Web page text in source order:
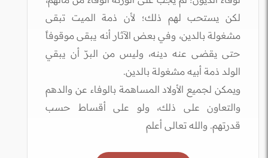
لكن يستحب لهم ذلك؛ لأن ذمة الميت تبقى
مشغولة بالدين، وفي بعض الآثار أنه يبقى موقوفاً
حتى يقضى عنه دينه، وليس من البرّ أن يبقي
الولد ذمة أبيه مشغولة بالدين.
ويمكن لجميع الأولاد المساهمة بالوفاء عن والدهم
والتعاون على ذلك، ولو على أقساط حسب
قدرتهم. والله تعالى أعلم